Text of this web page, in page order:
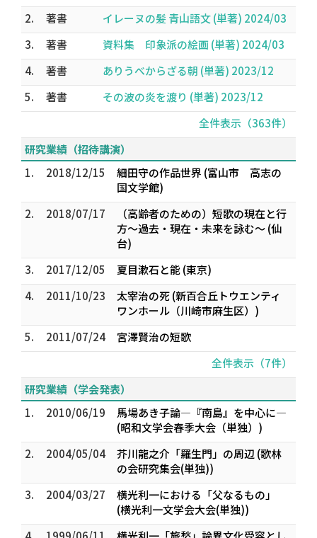
2.
著書
イレーヌの髪 青山語文 (単著) 2024/03
3.
著書
資料集 印象派の絵画 (単著) 2024/03
4.
著書
ありうべからざる朝 (単著) 2023/12
5.
著書
その波の炎を渡り (単著) 2023/12
全件表示（363件）
研究業績（招待講演）
1.
2018/12/15
細田守の作品世界 (富山市 高志の
国文学館)
2.
2018/07/17
（高齢者のための）短歌の現在と行
方～過去・現在・未来を詠む～ (仙
台)
3.
2017/12/05
夏目漱石と能 (東京)
4.
2011/10/23
太宰治の死 (新百合丘トウエンティ
ワンホール（川崎市麻生区）)
5.
2011/07/24
宮澤賢治の短歌
全件表示（7件）
研究業績（学会発表）
1.
2010/06/19
馬場あき子論―『南島』を中心に―
(昭和文学会春季大会（単独）)
2.
2004/05/04
芥川龍之介「羅生門」の周辺 (歌林
の会研究集会(単独))
3.
2004/03/27
横光利一における「父なるもの」
(横光利一文学会大会(単独))